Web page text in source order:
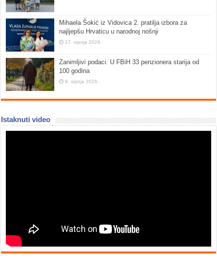
Mihaela Šokić iz Vidovica 2. pratilja izbora za
najljepšu Hrvaticu u narodnoj nošnji
17. srpnja 2026.
Zanimljivi podaci: U FBiH 33 penzionera starija od
100 godina
9. srpnja 2026.
Istaknuti video